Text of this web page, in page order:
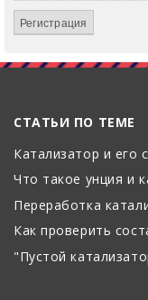
Регистрация
СТАТЬИ ПО ТЕМЕ
Катализатор и его
Что такое унция и
Переработка
Как проверить
"Пустой